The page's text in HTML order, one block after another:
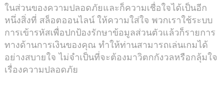
ในส่วนของความปลอดภัยและก็ความเชื่อใจได้เป็นอีก
หนึ่งสิ่งที่ สล็อตออนไลน์ ให้ความใส่ใจ พวกเราใช้ระบบ
การเข้ารหัสเพื่อปกป้องรักษาข้อมูลส่วนตัวแล้วก็รายการ
ทางด้านการเงินของคุณ ทำให้ท่านสามารถเล่นเกมได้
อย่างสบายใจ ไม่จำเป็นที่จะต้องมาวิตกกังวลหรือกลุ้มใจ
เรื่องความปลอดภัย